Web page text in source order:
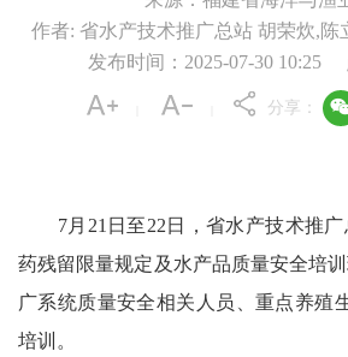
作者: 省水产技术推广总站 胡荣炊,陈
发布时间：2025-07-30 10:25
分享：
7月21日至22日，省水产技术推广
药残留限量规定及水产品质量安全培
广系统质量安全相关人员、重点养殖
培训。